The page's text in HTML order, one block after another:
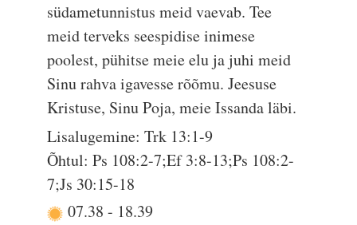
südametunnistus meid vaevab. Tee
meid terveks seespidise inimese
poolest, pühitse meie elu ja juhi meid
Sinu rahva igavesse rõõmu. Jeesuse
Kristuse, Sinu Poja, meie Issanda läbi.
Lisalugemine: Trk 13:1-9
Õhtul: Ps 108:2-7;Ef 3:8-13;Ps 108:2-
7;Js 30:15-18
07.38- 18.39